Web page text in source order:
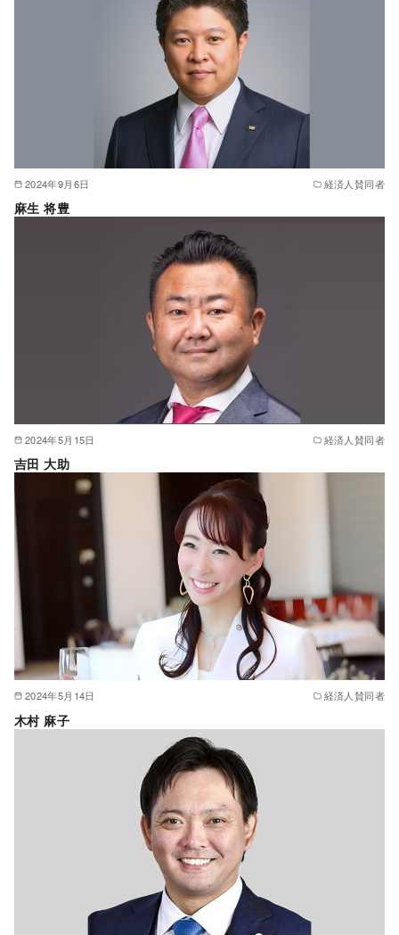
2024年9月6日 経済人賛同者
麻生 将豊
2024年5月15日 経済人賛同者
吉田 大助
2024年5月14日 経済人賛同者
木村 麻子